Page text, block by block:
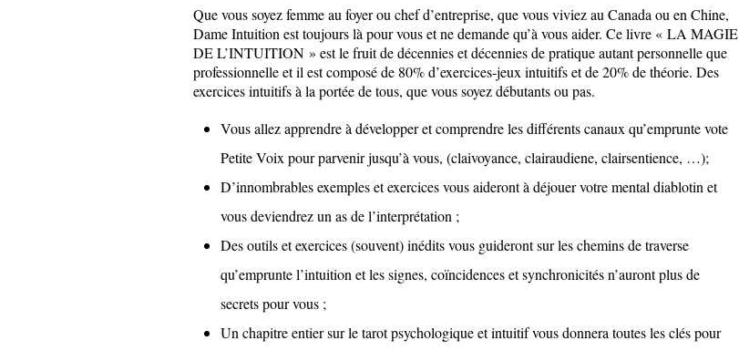
Que vous soyez femme au foyer ou chef d’entreprise, que vous viviez au Canada ou en Chine,
Dame Intuition est toujours là pour vous et ne demande qu’à vous aider. Ce livre « LA MAGIE
DE L’INTUITION » est le fruit de décennies et décennies de pratique autant personnelle que
professionnelle et il est composé de 80% d’exercices-jeux intuitifs et de 20% de théorie. Des
exercices intuitifs à la portée de tous, que vous soyez débutants ou pas.
Vous allez apprendre à développer et comprendre les différents canaux qu’emprunte vote
Petite Voix pour parvenir jusqu’à vous, (claivoyance, clairaudiene, clairsentience, …);
D’innombrables exemples et exercices vous aideront à déjouer votre mental diablotin et
vous deviendrez un as de l’interprétation ;
Des outils et exercices (souvent) inédits vous guideront sur les chemins de traverse
qu’emprunte l’intuition et les signes, coïncidences et synchronicités n’auront plus de
secrets pour vous ;
Un chapitre entier sur le tarot psychologique et intuitif vous donnera toutes les clés pour